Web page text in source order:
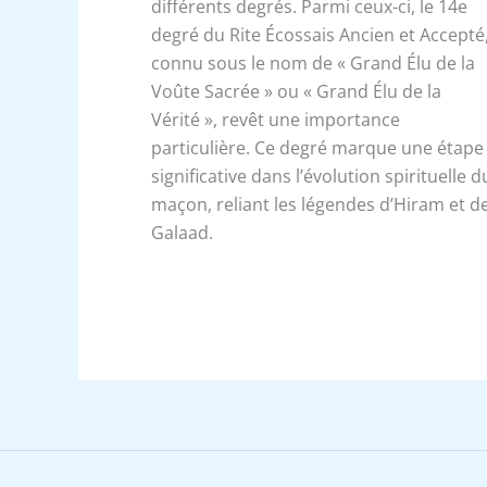
différents degrés. Parmi ceux-ci, le 14e
degré du Rite Écossais Ancien et Accepté,
connu sous le nom de « Grand Élu de la
Voûte Sacrée » ou « Grand Élu de la
Vérité », revêt une importance
particulière. Ce degré marque une étape
significative dans l’évolution spirituelle
maçon, reliant les légendes d’Hiram et
Galaad.